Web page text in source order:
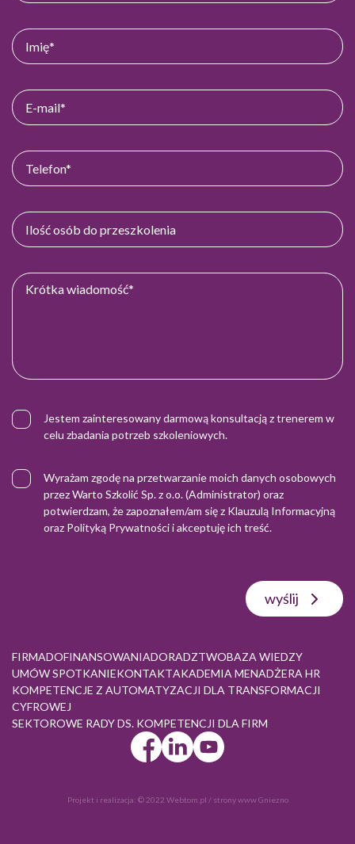
Jestem zainteresowany darmową konsultacją z trenerem w
celu zbadania potrzeb szkoleniowych.
Wyrażam zgodę na przetwarzanie moich danych osobowych
przez Warto Szkolić Sp. z o.o. (Administrator) oraz
potwierdzam, że zapoznałem/am się z Klauzulą Informacyjną
oraz Polityką Prywatnościi akceptuję ich treść.
wyślij
FIRMADOFINANSOWANIADORADZTWOBAZA WIEDZY
UMÓW SPOTKANIEKONTAKTAKADEMIA MENADŻERA HR
KOMPETENCJE Z AUTOMATYZACJI DLA TRANSFORMACJI
CYFROWEJ
SEKTOROWE RADY DS. KOMPETENCJI DLA FIRM
Projekt i realizacja: © 2022 Webtom.pl / strony www Gniezno